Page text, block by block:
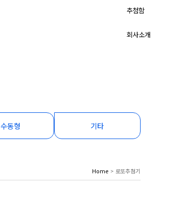
추첨함
회사소개
수동형 기타
Home > 로또추첨기